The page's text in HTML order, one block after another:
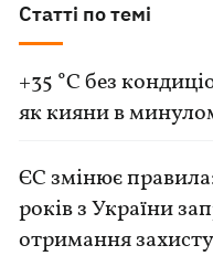
Статті по темі
+35 °C без
як кияни в
ЄС змінює
років з України
отримання захисту